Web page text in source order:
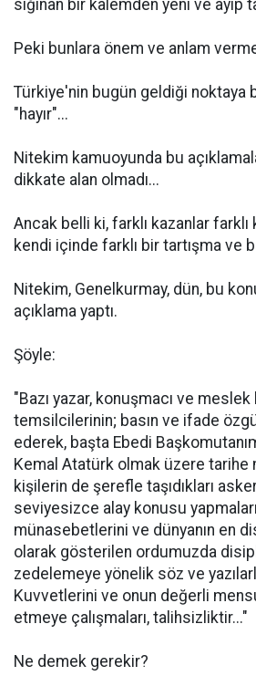
sığınan bir kalemden yeni ve ayıp
Peki bunlara önem ve anlam
Türkiye'nin bugün geldiği noktaya
"hayır"...
Nitekim kamuoyunda bu
dikkate alan olmadı...
Ancak belli ki, farklı kazanlar farklı
kendi içinde farklı bir tartışma ve
Nitekim, Genelkurmay, dün, bu
açıklama yaptı.
Şöyle:
"Bazı yazar, konuşmacı ve
temsilcilerinin; basın ve ifade
ederek, başta Ebedi
Kemal Atatürk olmak üzere tarihe
kişilerin de şerefle taşıdıkları
seviyesizce alay konusu
münasebetlerini ve dünyanın en
olarak gösterilen ordumuzda
zedelemeye yönelik söz ve
Kuvvetlerini ve onun değerli
etmeye çalışmaları, talihsizliktir..."
Ne demek gerekir?